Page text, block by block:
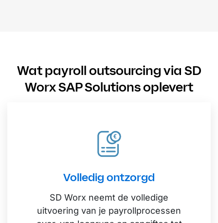
Wat payroll outsourcing via SD
Worx SAP Solutions oplevert
Volledig ontzorgd
SD Worx neemt de volledige
uitvoering van je payrollprocessen